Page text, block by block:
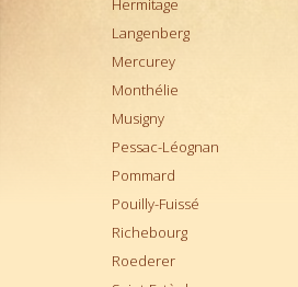
Viré-Clessé
Vodka
Volnay
Vosne-Romanée
Whiskey
Hermitage
Langenberg
Mercurey
Monthélie
Musigny
Pessac-Léognan
Pommard
Pouilly-Fuissé
Richebourg
Roederer